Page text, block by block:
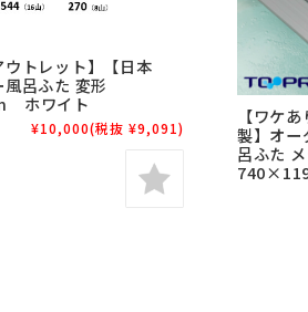
ウトレット】【日本
風呂ふた 変形
ホワイト
¥10,000(税抜 ¥9,091)
【ワケ
製】オー
呂ふた